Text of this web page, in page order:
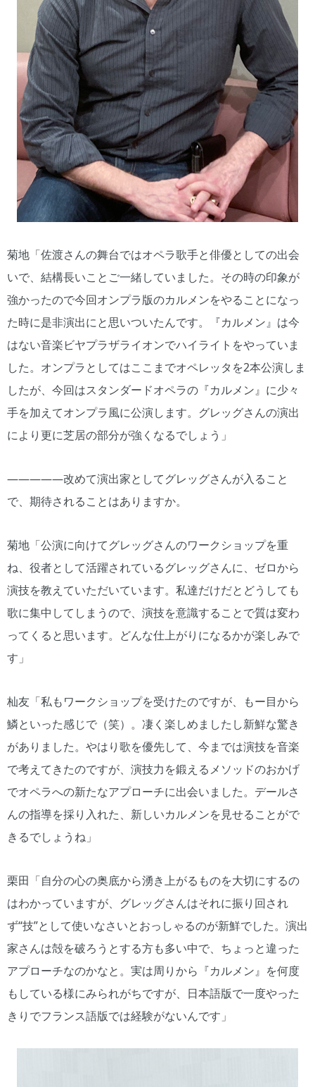
菊地「佐渡さんの舞台ではオペラ歌手と俳優としての出会
いで、結構長いことご一緒していました。その時の印象が
強かったので今回オンプラ版のカルメンをやることになっ
た時に是非演出にと思いついたんです。『カルメン』は今
はない音楽ビヤプラザライオンでハイライトをやっていま
した。オンプラとしてはここまでオペレッタを2本公演しま
したが、今回はスタンダードオペラの『カルメン』に少々
手を加えてオンプラ風に公演します。グレッグさんの演出
により更に芝居の部分が強くなるでしょう」
―――――改めて演出家としてグレッグさんが入ること
で、期待されることはありますか。
菊地「公演に向けてグレッグさんのワークショップを重
ね、役者として活躍されているグレッグさんに、ゼロから
演技を教えていただいています。私達だけだとどうしても
歌に集中してしまうので、演技を意識することで質は変わ
ってくると思います。どんな仕上がりになるかが楽しみで
す」
杣友「私もワークショップを受けたのですが、もー目から
鱗といった感じで（笑）。凄く楽しめましたし新鮮な驚き
がありました。やはり歌を優先して、今までは演技を音楽
で考えてきたのですが、演技力を鍛えるメソッドのおかげ
でオペラへの新たなアプローチに出会いました。デールさ
んの指導を採り入れた、新しいカルメンを見せることがで
きるでしょうね」
栗田「自分の心の奥底から湧き上がるものを大切にするの
はわかっていますが、グレッグさんはそれに振り回され
ず“技”として使いなさいとおっしゃるのが新鮮でした。演出
家さんは殻を破ろうとする方も多い中で、ちょっと違った
アプローチなのかなと。実は周りから『カルメン』を何度
もしている様にみられがちですが、日本語版で一度やった
きりでフランス語版では経験がないんです」